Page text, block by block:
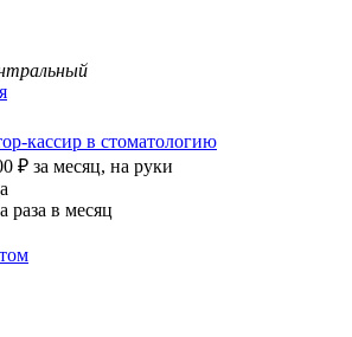
кассир в стоматологию
₽ за месяц, на руки
в месяц